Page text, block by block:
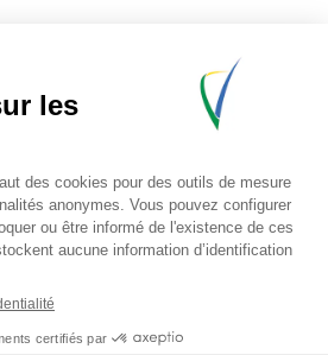
lettre d’information
de
de la Corse.